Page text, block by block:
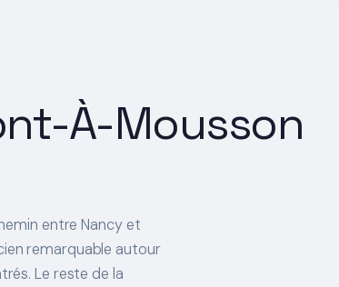
À-Mousson
entre Nancy et
remarquable autour
Le reste de la